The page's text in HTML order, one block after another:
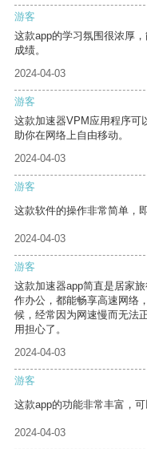
游客
这款app的学习氛围很浓厚
成绩。
2024-04-03
游客
这款加速器VPM应用程序可
助你在网络上自由移动。
2024-04-03
游客
这款软件的操作非常简单，
2024-04-03
游客
这款加速器app简直是居家
作办公，都能畅享高速网络
候，经常因为网速慢而无法
用担心了。
2024-04-03
游客
这款app的功能非常丰富，
2024-04-03